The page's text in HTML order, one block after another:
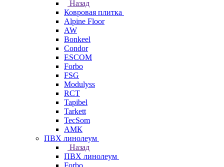
Назад
Ковровая плитка
Alpine Floor
AW
Bonkeel
Condor
ESCOM
Forbo
FSG
Modulyss
RCT
Tapibel
Tarkett
TecSom
АМК
ПВХ линолеум
Назад
ПВХ линолеум
Forbo